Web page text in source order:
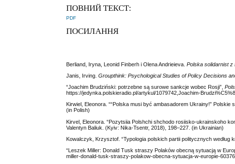
ПОВНИЙ ТЕКСТ:
PDF
ПОСИЛАННЯ
Berliand, Iryna, Leonid Finberh і Olena Andrieieva.Polska solidarnist z
Janis, Irving.Groupthink: Psychological Studies of Policy Decisions
“Joachim Brudziński: potrzebne są surowe sankcje wobec Rosji”,
https://jedynka.polskieradio.pl/artykul/1079742,Joachim-
Kirwiel, Eleonora. ““Polska musi być ambasadorem Ukrainy!”
(in Polish)
Kirvel, Eleonora. “Pozytsiia Polshchi shchodo rosiisko-ukrainskoho
Valentyn Baliuk. (Kyiv: Nika-Tsentr, 2018), 198‒227. (in Ukrainian)
Kowalczyk, Krzysztof. “Typologia polskich partii politycznych według
“Leszek Miller: Donald Tusk straszy Polaków obecną sytuacją w
miller-donald-tusk-straszy-polakow-obecna-sytuacja-w-europie-